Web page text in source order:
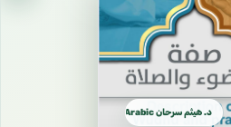
د. هيثم سرحان Arabic العربية